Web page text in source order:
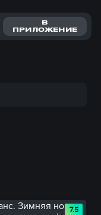
В
ПРИЛОЖЕНИЕ
7.5